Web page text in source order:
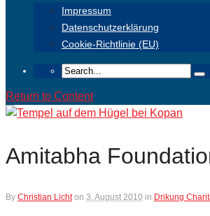
Impressum
Datenschutzerklärung
Cookie-Richtlinie (EU)
Return to Content
Amitabha
By Christian Licht on 3. August 2010 in Drikung